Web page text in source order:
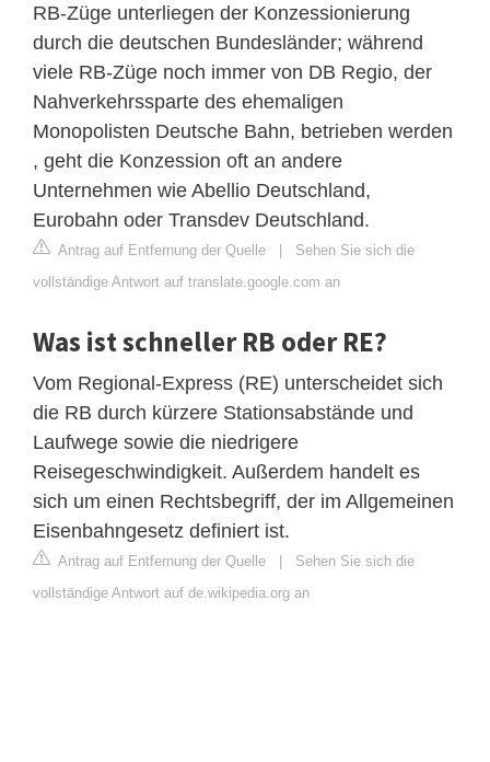
RB-Züge unterliegen der Konzessionierung
durch die deutschen Bundesländer; während
viele RB-Züge noch immer von DB Regio, der
Nahverkehrssparte des ehemaligen
Monopolisten Deutsche Bahn, betrieben werden
, geht die Konzession oft an andere
Unternehmen wie Abellio Deutschland,
Eurobahn oder Transdev Deutschland.
Antrag auf Entfernung der Quelle | Sehen Sie sich die
vollständige Antwort auf translate.google.com an
Was ist schneller RB oder RE?
Vom Regional-Express (RE) unterscheidet sich
die RB durch kürzere Stationsabstände und
Laufwege sowie die niedrigere
Reisegeschwindigkeit. Außerdem handelt es
sich um einen Rechtsbegriff, der im Allgemeinen
Eisenbahngesetz definiert ist.
Antrag auf Entfernung der Quelle | Sehen Sie sich die
vollständige Antwort auf de.wikipedia.org an